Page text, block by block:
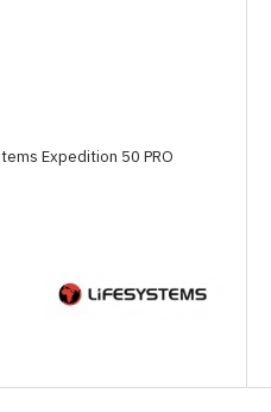
Expedition 50 PRO